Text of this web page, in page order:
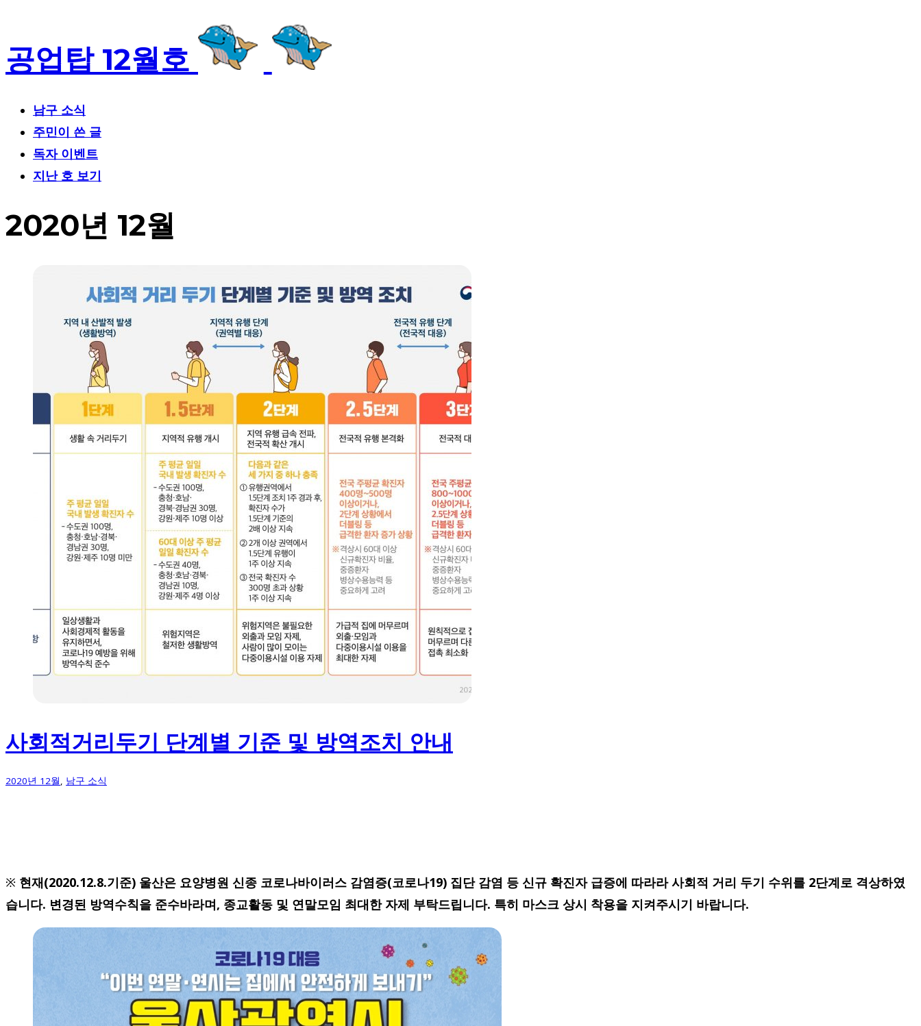
공업탑 12월호
남구 소식
주민이 쓴 글
독자 이벤트
지난 호 보기
2020년 12월
사회적거리두기 단계별 기준 및 방역조치 안내
2020년 12월, 남구 소식
※ 현재(2020.12.8.기준) 울산은 요양병원 신종 코로나바이러스 감염증(코로나19) 집단 감염 등 신규 확진자 급증에 따라라 사회적 거리 두기 수위를 2단계로 격상하였
습니다. 변경된 방역수칙을 준수바라며, 종교활동 및 연말모임 최대한 자제 부탁드립니다. 특히 마스크 상시 착용을 지켜주시기 바랍니다.